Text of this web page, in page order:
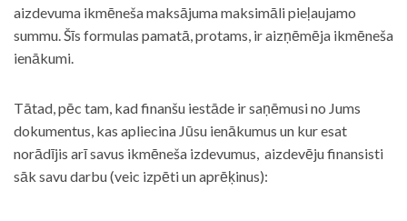
aizdevuma ikmēneša maksājuma maksimāli pieļaujamo
summu. Šīs formulas pamatā, protams, ir aizņēmēja ikmēneša
ienākumi.
Tātad, pēc tam, kad finanšu iestāde ir saņēmusi no Jums
dokumentus, kas apliecina Jūsu ienākumus un kur esat
norādījis arī savus ikmēneša izdevumus, aizdevēju finansisti
sāk savu darbu (veic izpēti un aprēķinus):